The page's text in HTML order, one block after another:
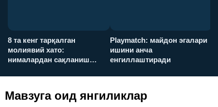
8 та кенг тарқалган
молиявий хато:
нималардан сақланиш
Playmatch: майдон эгалари
ишини анча
енгиллаштиради
Мавзуга оид янгиликлар